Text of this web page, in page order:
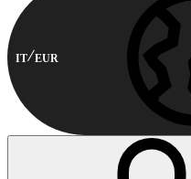
IT EUR